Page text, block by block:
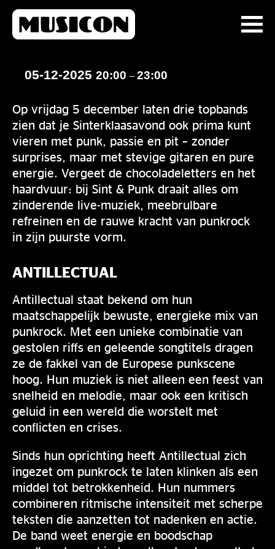
05-12-2025 20:00 –23:00
Op vrijdag 5 december laten drie topbands
zien dat je Sinterklaasavond ook prima kunt
vieren met punk, passie en pit – zonder
surprises, maar met stevige gitaren en pure
energie. Vergeet de chocoladeletters en het
haardvuur: bij Sint & Punk draait alles om
zinderende live-muziek, meebrulbare
refreinen en de rauwe kracht van punkrock
in zijn puurste vorm.
ANTILLECTUAL
Antillectual staat bekend om hun
maatschappelijk bewuste, energieke mix van
punkrock. Met een unieke combinatie van
gestolen riffs en geleende songtitels dragen
ze de fakkel van de Europese punkscene
hoog. Hun muziek is niet alleen een feest van
snelheid en melodie, maar ook een kritisch
geluid in een wereld die worstelt met
conflicten en crises.
Sinds hun oprichting heeft Antillectual zich
ingezet om punkrock te laten klinken als een
middel tot betrokkenheid. Hun nummers
combineren ritmische intensiteit met scherpe
teksten die aanzetten tot nadenken en actie.
De band weet energie en boodschap